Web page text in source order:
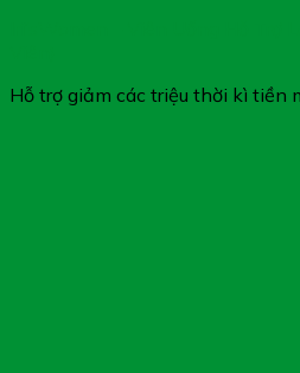
Hỗ trợ giảm các triệu thời kì tiền